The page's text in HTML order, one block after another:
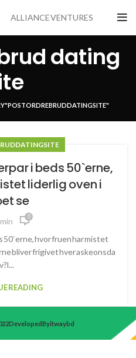
ALLIANCE VENTURES
dating
"POSTORDRE BRUD DATING SITE"
DATING SITE
i beds 50`erne,
liderlig oven i
se
0
50`erne, hvor fruen har mistet
bliver frigivet hver askeonsda
READING
Developed By itwaybd